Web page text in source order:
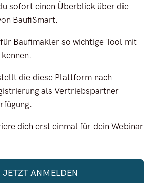
sofort einen Überblick über die
BaufiSmart.
Baufimakler so wichtige Tool mit
die diese Plattform nach
als Vertriebspartner
dich erst einmal für dein Webinar
JETZT ANMELDEN